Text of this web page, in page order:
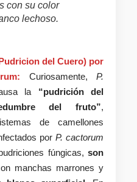
con su color
lechoso.
del Cuero) por
Curiosamente,P.
la “pudrición del
del fruto”,
de camellones
por P. cactorum
fúngicas, son
manchas marrones y